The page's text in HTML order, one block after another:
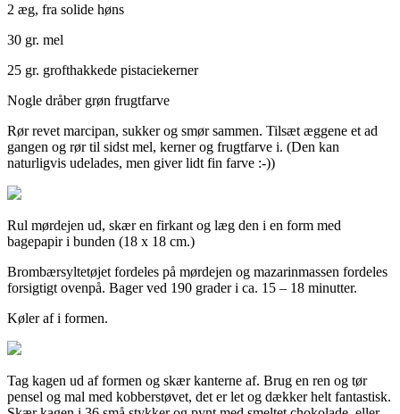
2 æg, fra solide høns
30 gr. mel
25 gr. grofthakkede pistaciekerner
Nogle dråber grøn frugtfarve
Rør revet marcipan, sukker og smør sammen. Tilsæt æggene et ad
gangen og rør til sidst mel, kerner og frugtfarve i. (Den kan
naturligvis udelades, men giver lidt fin farve :-))
Rul mørdejen ud, skær en firkant og læg den i en form med
bagepapir i bunden (18 x 18 cm.)
Brombærsyltetøjet fordeles på mørdejen og mazarinmassen fordeles
forsigtigt ovenpå. Bager ved 190 grader i ca. 15 – 18 minutter.
Køler af i formen.
Tag kagen ud af formen og skær kanterne af. Brug en ren og tør
pensel og mal med kobberstøvet, det er let og dækker helt fantastisk.